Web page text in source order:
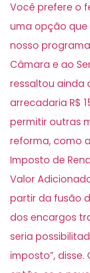
Você prefere o
uma opção que
nosso
Câmara e ao
ressaltou ainda
arrecadaria R$
permitir outras
reforma, como
Imposto de
Valor
partir da fusão
dos encargos
seria
imposto”,